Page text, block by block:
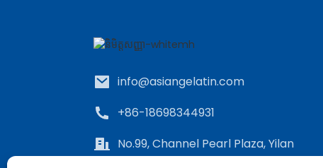
info@asiangelatin.com
+86-18698344931
No.99, Channel Pearl Plaza, Yilan
Road, Siming District, Xiamen,